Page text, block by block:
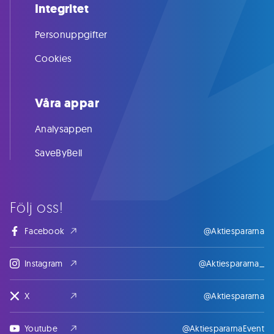
Följ oss!
Facebook @Aktiespararna
Instagram @Aktiespararna_
X @Aktiespararna
Youtube @AktiespararnaEvent
Integritet
Personuppgifter
Cookies
Våra appar
Analysappen
SaveByBell